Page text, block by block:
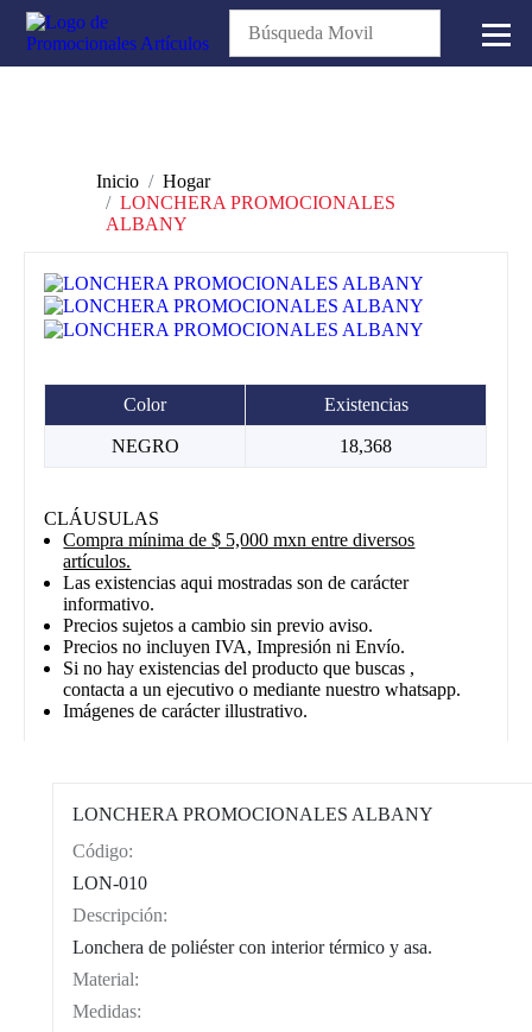
Inicio
Hogar
LONCHERA PROMOCIONALES
ALBANY
Color Existencias
NEGRO 18,368
CLÁUSULAS
Compra mínima de $ 5,000 mxn entre diversos
artículos.
Las existencias aqui mostradas son de carácter
informativo.
Precios sujetos a cambio sin previo aviso.
Precios no incluyen IVA, Impresión ni Envío.
Si no hay existencias del producto que buscas ,
contacta a un ejecutivo o mediante nuestro whatsapp.
Imágenes de carácter illustrativo.
LONCHERA PROMOCIONALES ALBANY
Código:
LON-010
Descripción:
Lonchera de poliéster con interior térmico y asa.
Material:
Medidas: